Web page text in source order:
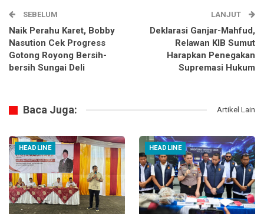
SEBELUM
Naik Perahu Karet, Bobby
Nasution Cek Progress
Gotong Royong Bersih-
bersih Sungai Deli
LANJUT
Deklarasi Ganjar-Mahfud,
Relawan KIB Sumut
Harapkan Penegakan
Supremasi Hukum
Baca Juga: Artikel Lain
HEADLINE HEADLINE